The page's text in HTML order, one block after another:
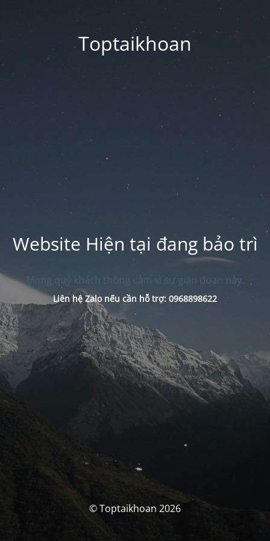
Toptaikhoan
Website Hiện tại đang bảo trì
Mong quý khách thông cảm vì sự gián đoạn này.
Liên hệ Zalo nếu cần hỗ trợ: 0968898622
© Toptaikhoan 2026